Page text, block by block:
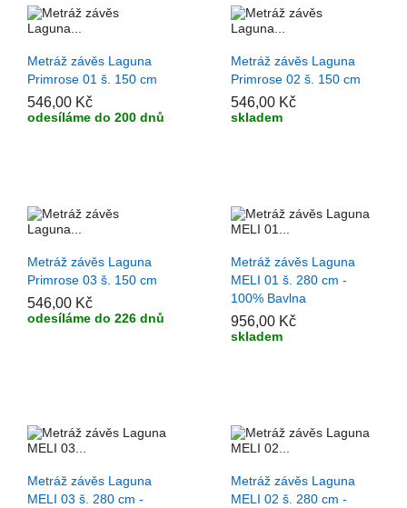
+ PŘIDAT DO KOŠÍKU
Metráž závěs Laguna
Primrose 01 š. 150 cm
546,00 Kč
odesíláme do 200 dnů
+ PŘIDAT DO KOŠÍKU
Metráž závěs Laguna
Primrose 02 š. 150 cm
546,00 Kč
skladem
+ PŘIDAT DO KOŠÍKU
Metráž závěs Laguna
Primrose 03 š. 150 cm
546,00 Kč
odesíláme do 226 dnů
+ PŘIDAT DO KOŠÍKU
Metráž závěs Laguna
MELI 01 š. 280 cm -
100% Bavlna
956,00 Kč
skladem
+ PŘIDAT DO KOŠÍKU
Metráž závěs Laguna
MELI 03 š. 280 cm -
+ PŘIDAT DO KOŠÍKU
Metráž závěs Laguna
MELI 02 š. 280 cm -